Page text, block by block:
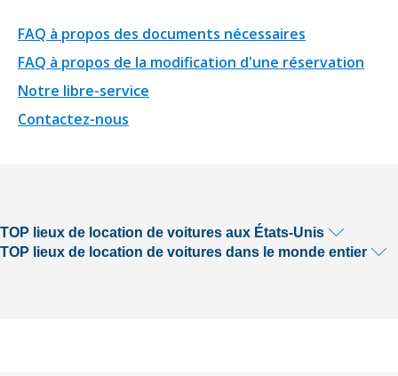
FAQ à propos des documents nécessaires
FAQ à propos de la modification d'une réservation
Notre libre-service
Contactez-nous
TOP lieux de location de voitures aux États-Unis
TOP lieux de location de voitures dans le monde entier